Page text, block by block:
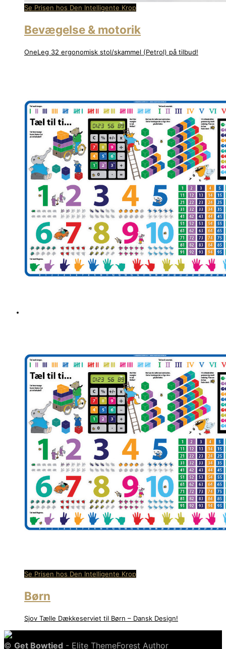
Se Prisen hos Den Intelligente Krop
Bevægelse & motorik
OneLeg 32 ergonomisk stol/skammel (Petrol) på tilbud!
Se Prisen hos Den Intelligente Krop
Børn
Sjov Tælle Dækkeserviet til Børn – Dansk Design!
© Get Bowtied - Elite ThemeForest Author